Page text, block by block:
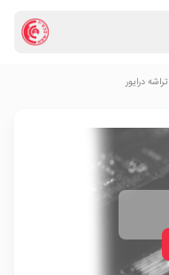
تراشه درایور